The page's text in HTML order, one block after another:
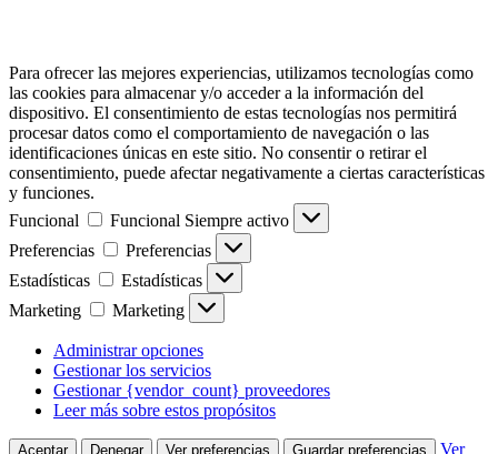
Para ofrecer las mejores experiencias, utilizamos tecnologías como
las cookies para almacenar y/o acceder a la información del
dispositivo. El consentimiento de estas tecnologías nos permitirá
procesar datos como el comportamiento de navegación o las
identificaciones únicas en este sitio. No consentir o retirar el
consentimiento, puede afectar negativamente a ciertas características
y funciones.
Funcional
Funcional Siempre activo
Preferencias
Preferencias
Estadísticas
Estadísticas
Marketing
Marketing
Administrar opciones
Gestionar los servicios
Gestionar {vendor_count} proveedores
Leer más sobre estos propósitos
Aceptar Denegar Ver preferencias Guardar preferencias Ver